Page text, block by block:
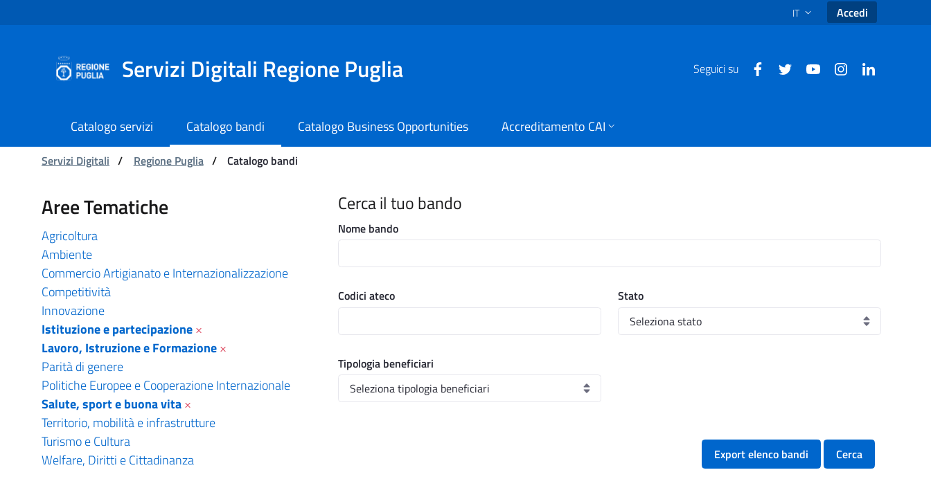
Navigazione SELEZIONE LINGUA: LINGUA
IT Accedi
Servizi Digitali Regione Puglia Seguici su
Catalogo servizi Catalogo bandi Catalogo Business Opportunities
Accreditamento CAI
Ti trovi in:
Servizi Digitali / Regione Puglia / Catalogo bandi
Catalogo bandi - Servizi Digitali Regione Puglia
Aree Tematiche
Agricoltura
Ambiente
Commercio Artigianato e Internazionalizzazione
Competitività
Innovazione
Istituzione e partecipazione×
Lavoro, Istruzione e Formazione×
Parità di genere
Politiche Europee e Cooperazione Internazionale
Salute, sport e buona vita×
Territorio, mobilità e infrastrutture
Turismo e Cultura
Welfare, Diritti e Cittadinanza
Cerca il tuo bando
Nome bando
Codici ateco Stato
Tipologia beneficiari
Export elenco bandi Cerca